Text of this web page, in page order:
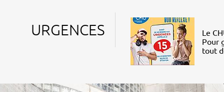
URGENCES
Le
Pour
tout